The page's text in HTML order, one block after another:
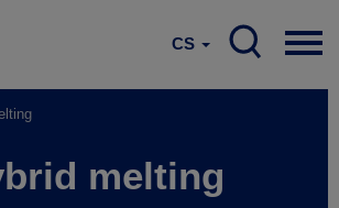
CS
melting